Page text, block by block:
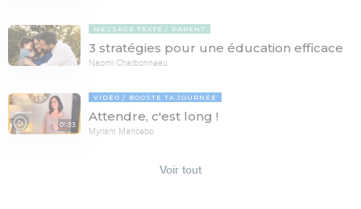
MESSAGE TEXTE PARENT
3 stratégies pour une éducation efficace
Naomi Charbonneau
01:33
VIDÉO BOOSTE TA JOURNÉE
Attendre, c'est long !
Myriam Mancebo
Voir tout